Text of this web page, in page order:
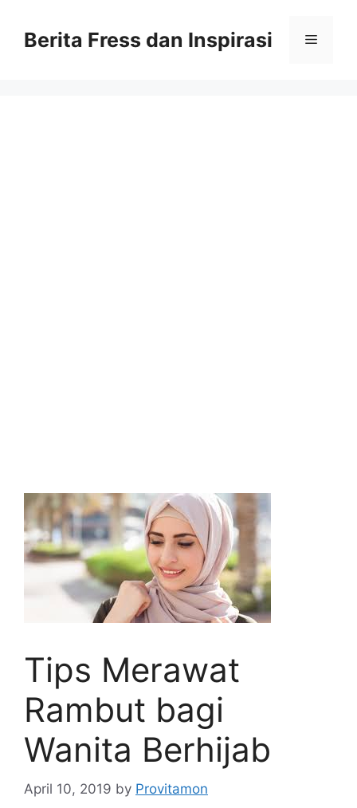
contentBerita Fress dan Inspirasi Menu
Tips Merawat
Rambut bagi
Wanita Berhijab
April 10, 2019 by Provitamon